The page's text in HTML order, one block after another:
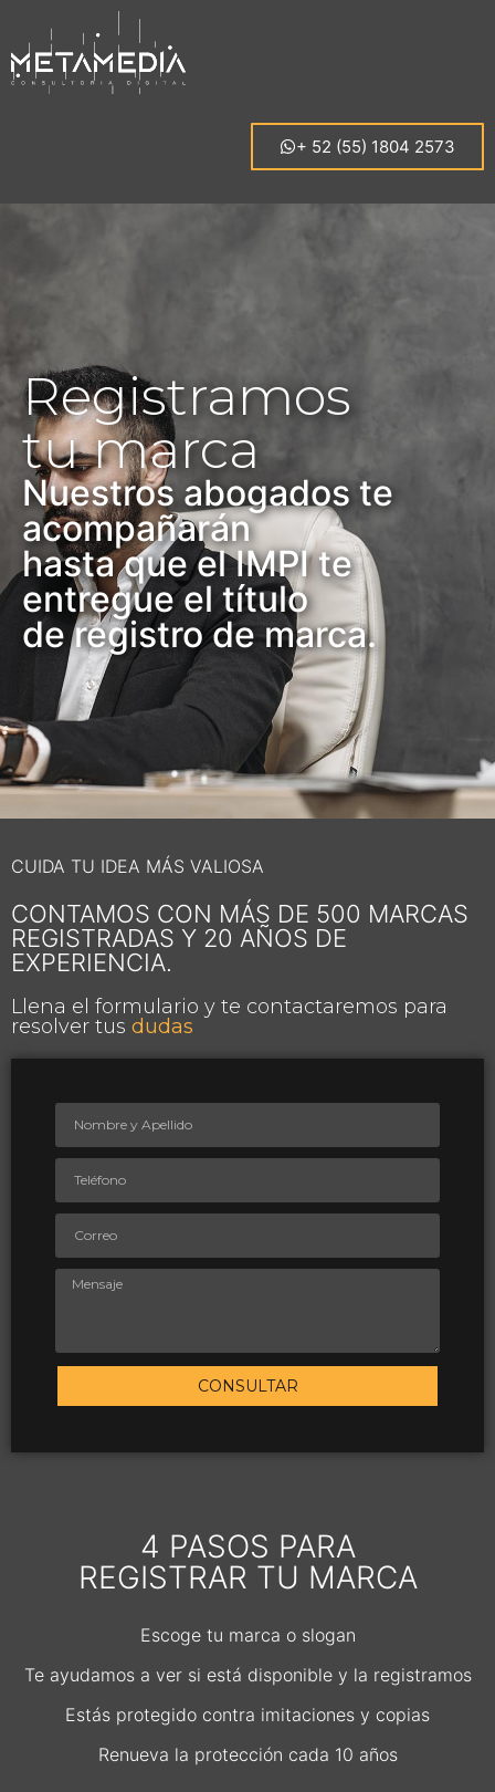
+ 52 (55) 1804 2573
Registramos
tu marca
Nuestros abogados te
acompañarán
hasta que el IMPI te
entregue el título
de registro de marca.
CUIDA TU IDEA MÁS VALIOSA
CONTAMOS CON MÁS DE 500 MARCAS
REGISTRADAS Y 20 AÑOS DE
EXPERIENCIA.
Llena el formulario y te contactaremos para
resolver tus dudas
CONSULTAR
4 PASOS PARA
REGISTRAR TU MARCA​
Escoge tu marca o slogan
Te ayudamos a ver si está disponible y la registramos
Estás protegido contra imitaciones y copias
Renueva la protección cada 10 años